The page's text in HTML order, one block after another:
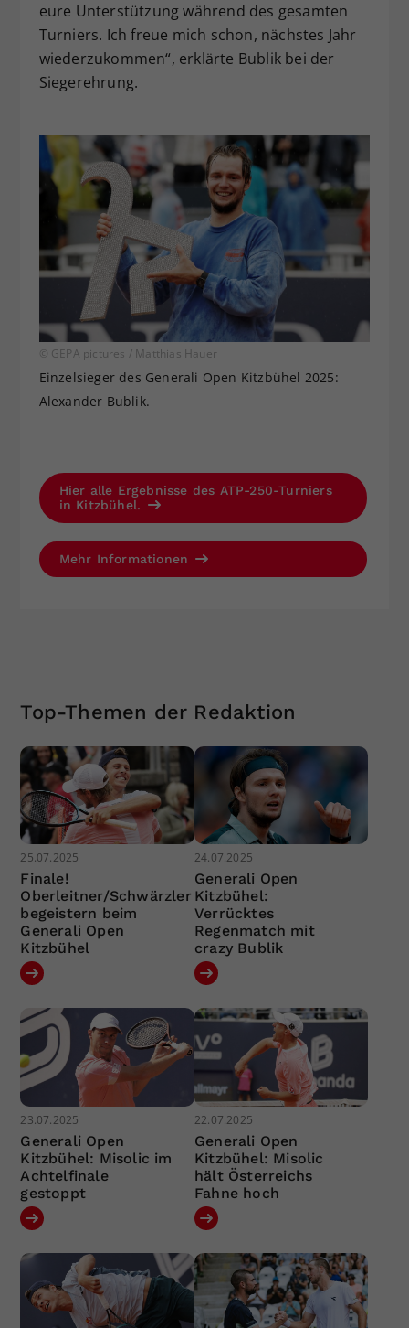
eure Unterstützung während des gesamten
Turniers. Ich freue mich schon, nächstes Jahr
wiederzukommen“, erklärte Bublik bei der
Siegerehrung.
© GEPA pictures / Matthias Hauer
Einzelsieger des Generali Open Kitzbühel 2025:
Alexander Bublik.
Hier alle Ergebnisse des ATP-250-Turniers
in Kitzbühel.
Mehr Informationen
Top-Themen der Redaktion
25.07.2025
Finale!
Oberleitner/Schwärzler
begeistern beim
Generali Open
Kitzbühel
24.07.2025
Generali Open
Kitzbühel:
Verrücktes
Regenmatch mit
crazy Bublik
23.07.2025
Generali Open
Kitzbühel: Misolic im
Achtelfinale
gestoppt
22.07.2025
Generali Open
Kitzbühel: Misolic
hält Österreichs
Fahne hoch